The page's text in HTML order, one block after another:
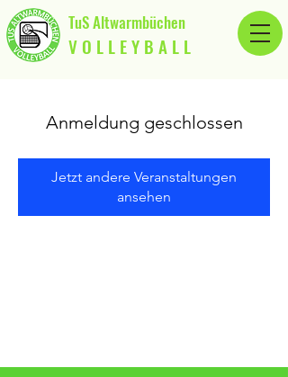
TuS Altwarmbüchen
V O L L E Y B A L L
Anmeldung geschlossen
Jetzt andere Veranstaltungen
ansehen